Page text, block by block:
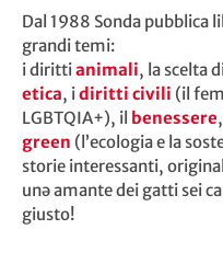
Dal 1988 Sonda pubblica
grandi temi:
i dirittianimali, la scelta
etica, idiritti civili (il
LGBTQIA+), il benessere
green (l’ecologia e la
storie interessanti,
unə amante dei gatti sei
giusto!